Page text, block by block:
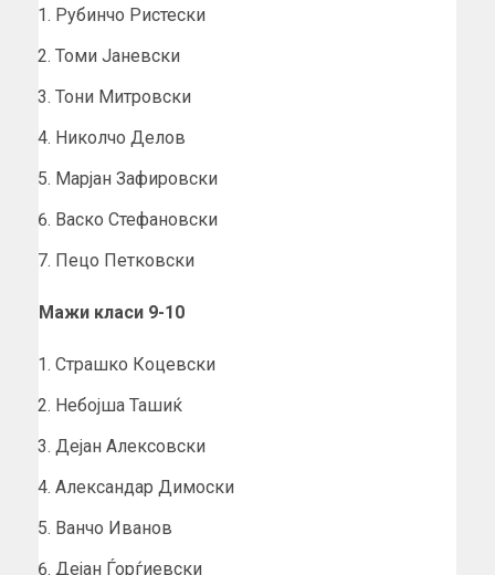
Рубинчо Ристески
Томи Јаневски
Тони Митровски
Николчо Делов
Марјан Зафировски
Васко Стефановски
Пецо Петковски
Мажи класи 9-10
Страшко Коцевски
Небојша Ташиќ
Дејан Алексовски
Александар Димоски
Ванчо Иванов
Дејан Ѓорѓиевски